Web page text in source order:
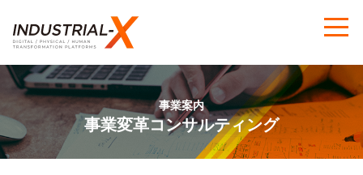
事業案内
事業変革コンサルティング